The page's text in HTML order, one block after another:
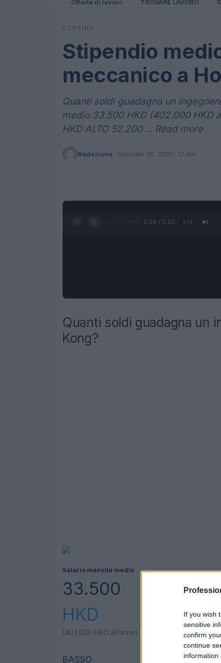
If you wish
sensitive
confirm
continue
information
Offerte di lavoro TROVARE LAVORO
STIPENDI
Stipendio
meccanico a
Quanti soldi guadagna un
medio 33.500 HKD (402.000 HKD
HKD ALTO 52.200 ... Read more
Redazione · Gennaio 26, 2021 · 17 min
0:27 / 1:50 1 /4
Quanti soldi guadagna un
Kong?
Salario mensile medio
33.500
HKD
(402.000 HKD all’anno)
BASSO